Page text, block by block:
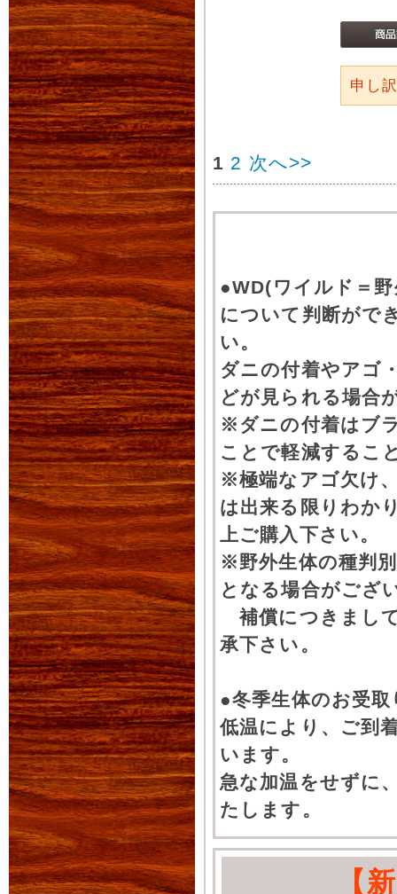
申し
1 2 次へ>>
●WD(ワイルド＝
について判断がで
い。
ダニの付着やアゴ
どが見られる場合
※ダニの付着はブ
ことで軽減するこ
※極端なアゴ欠け
は出来る限りわか
上ご購入下さい。
※野外生体の種判
となる場合がござ
補償につきまし
承下さい。
●冬季生体のお受
低温により、ご到
います。
急な加温をせずに
たします。
【